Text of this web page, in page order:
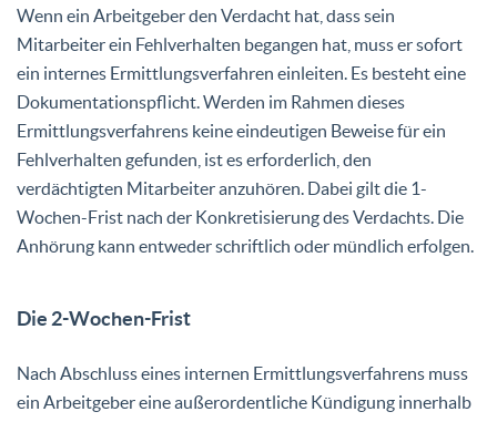
Wenn ein Arbeitgeber den Verdacht hat, dass sein
Mitarbeiter ein Fehlverhalten begangen hat, muss er sofort
ein internes Ermittlungsverfahren einleiten. Es besteht eine
Dokumentationspflicht. Werden im Rahmen dieses
Ermittlungsverfahrens keine eindeutigen Beweise für ein
Fehlverhalten gefunden, ist es erforderlich, den
verdächtigten Mitarbeiter anzuhören. Dabei gilt die 1-
Wochen-Frist nach der Konkretisierung des Verdachts. Die
Anhörung kann entweder schriftlich oder mündlich erfolgen.
Die 2-Wochen-Frist
Nach Abschluss eines internen Ermittlungsverfahrens muss
ein Arbeitgeber eine außerordentliche Kündigung innerhalb